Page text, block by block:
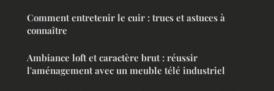
Comment entretenir le cuir : trucs et astuces à
connaître
Ambiance loft et caractère brut : réussir
l'aménagement avec un meuble télé industriel